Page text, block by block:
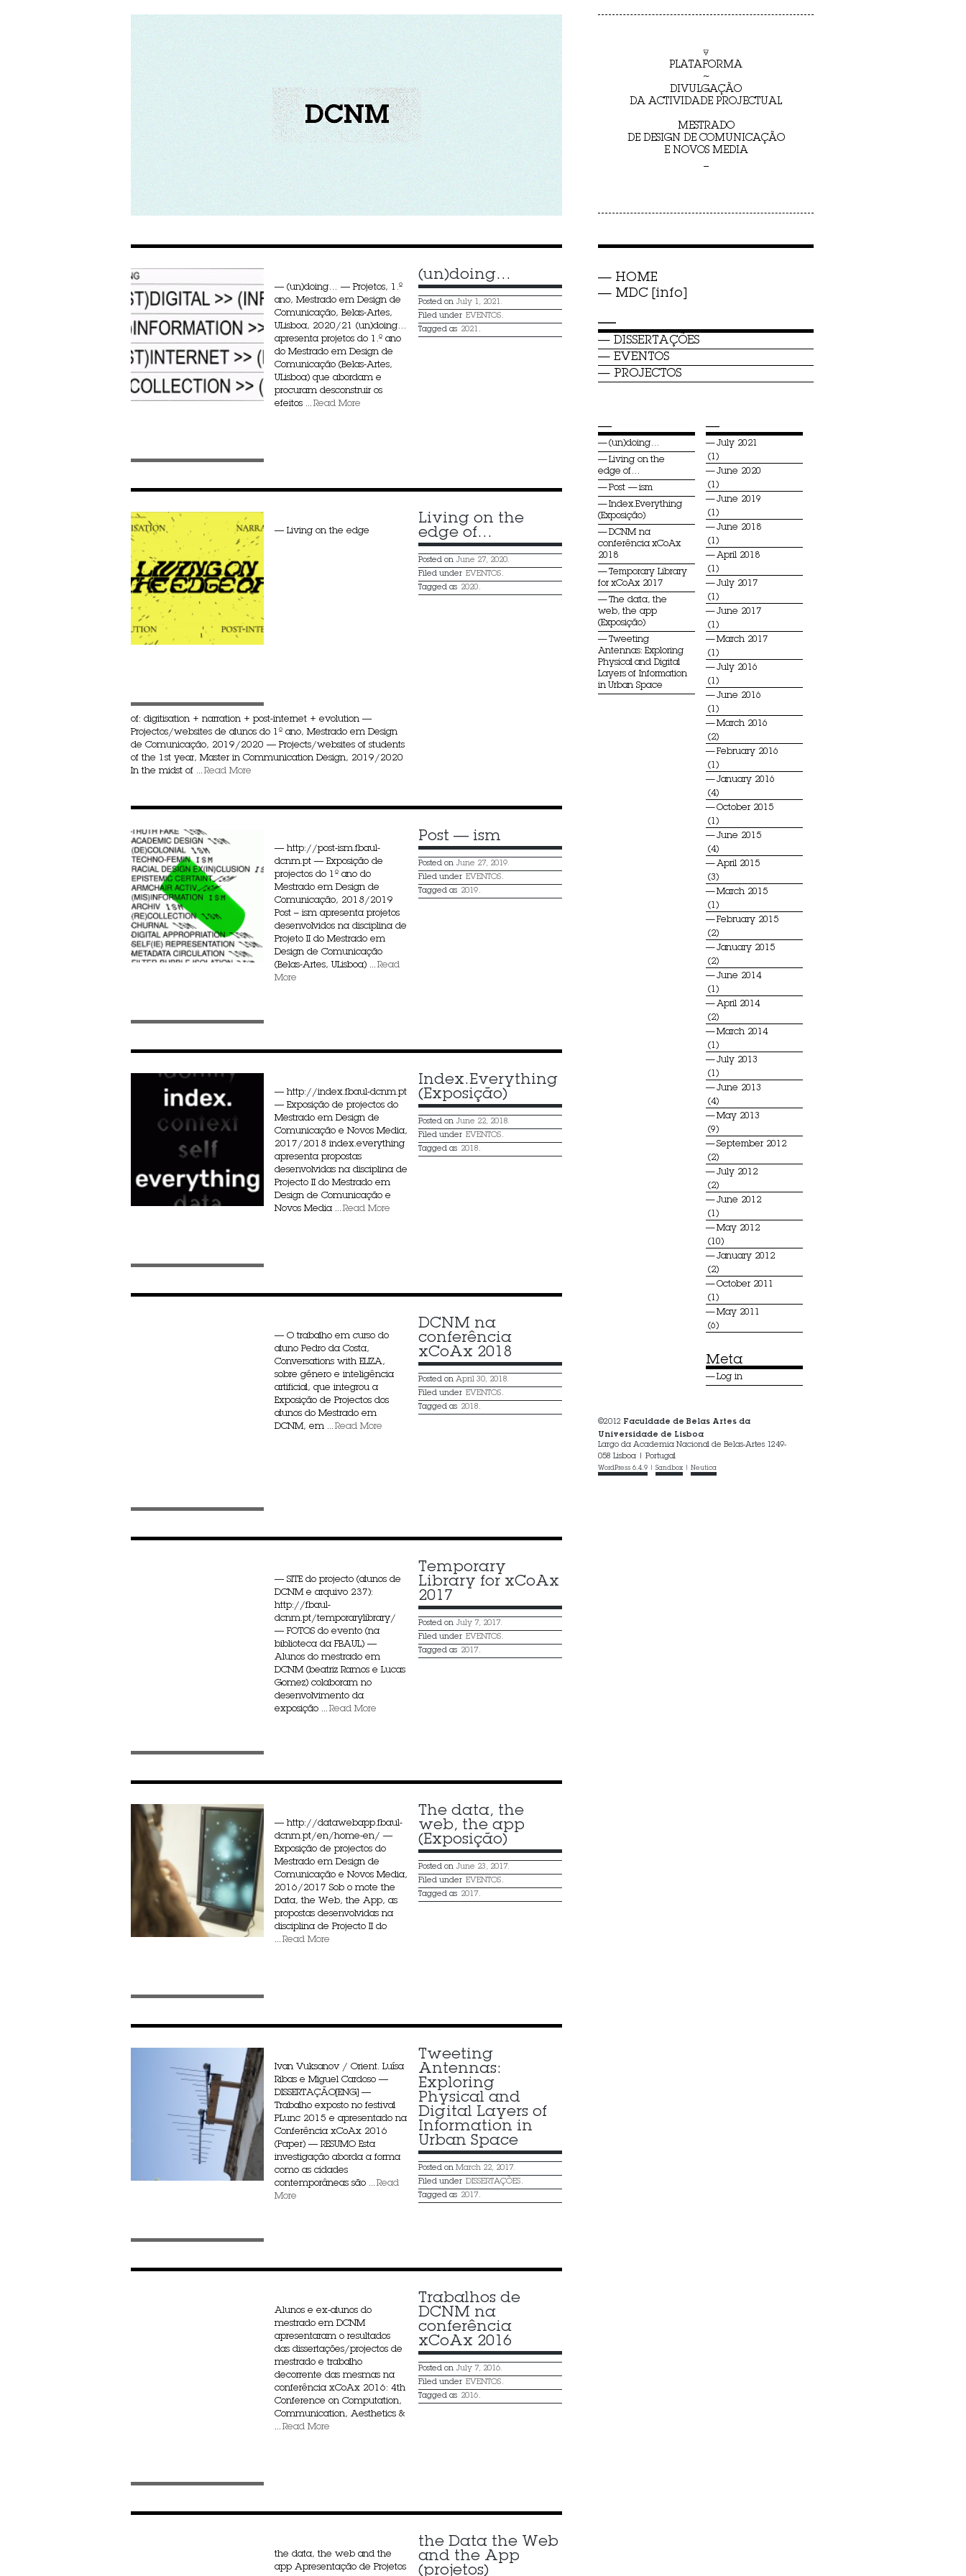
⍫
PLATAFORMA
~
DIVULGAÇÃO
DA ACTIVIDADE PROJECTUAL
MESTRADO
DE DESIGN DE COMUNICAÇÃO
E NOVOS MEDIA
— (un)doing… — Projetos, 1.º
ano, Mestrado em Design de
Comunicação, Belas-Artes,
ULisboa, 2020/21 (un)doing…
apresenta projetos do 1.º ano
do Mestrado em Design de
Comunicação (Belas-Artes,
ULisboa) que abordam e
procuram desconstruir os
efeitos ... Read More
(un)doing…
Posted on July 1, 2021.
Filed under EVENTOS.
Tagged as 2021 .
— Living on the edge
of: digitisation + narration + post-internet + evolution —
Projectos/websites de alunos do 1º ano, Mestrado em Design
de Comunicação, 2019/2020 — Projects/websites of students
of the 1st year, Master in Communication Design, 2019/2020
In the midst of ... Read More
Living on the
edge of…
Posted on June 27, 2020.
Filed under EVENTOS.
Tagged as 2020.
— http://post-ism.fbaul-
dcnm.pt — Exposição de
projectos do 1º ano do
Mestrado em Design de
Comunicação, 2018/2019
Post – ism apresenta projetos
desenvolvidos na disciplina de
Projeto II do Mestrado em
Design de Comunicação
(Belas-Artes, ULisboa) ... Read
More
Post — ism
Posted on June 27, 2019.
Filed under EVENTOS.
Tagged as 2019.
— http://index.fbaul-dcnm.pt
— Exposição de projectos do
Mestrado em Design de
Comunicação e Novos Media,
2017/2018 index.everything
apresenta propostas
desenvolvidas na disciplina de
Projecto II do Mestrado em
Design de Comunicação e
Novos Media ... Read More
Index.Everything
(Exposição)
Posted on June 22, 2018.
Filed under EVENTOS.
Tagged as 2018.
— O trabalho em curso do
aluno Pedro da Costa,
Conversations with ELIZA,
sobre género e inteligência
artificial, que integrou a
Exposição de Projectos dos
alunos do Mestrado em
DCNM, em ... Read More
DCNM na
conferência
xCoAx 2018
Posted on April 30, 2018.
Filed under EVENTOS.
Tagged as 2018.
— SITE do projecto (alunos de
DCNM e arquivo 237):
http://fbaul-
dcnm.pt/temporarylibrary/
— FOTOS do evento (na
biblioteca da FBAUL) —
Alunos do mestrado em
DCNM (beatriz Ramos e Lucas
Gomez) colaboram no
desenvolvimento da
exposição ... Read More
Temporary
Library for xCoAx
2017
Posted on July 7, 2017.
Filed under EVENTOS.
Tagged as 2017.
— http://datawebapp.fbaul-
dcnm.pt/en/home-en/ —
Exposição de projectos do
Mestrado em Design de
Comunicação e Novos Media,
2016/2017 Sob o mote the
Data, the Web, the App, as
propostas desenvolvidas na
disciplina de Projecto II do
... Read More
The data, the
web, the app
(Exposição)
Posted on June 23, 2017.
Filed under EVENTOS.
Tagged as 2017.
Ivan Vuksanov / Orient. Luísa
Ribas e Miguel Cardoso —
DISSERTAÇÃO[ENG] —
Trabalho exposto no festival
PLunc 2015 e apresentado na
Conferência xCoAx 2016
(Paper) — RESUMO Esta
investigação aborda a forma
como as cidades
contemporâneas são ... Read
More
Tweeting
Antennas:
Exploring
Physical and
Digital Layers of
Information in
Urban Space
Posted on March 22, 2017.
Filed under DISSERTAÇÕES.
Tagged as 2017.
Alunos e ex-alunos do
mestrado em DCNM
apresentaram o resultados
das dissertações/projectos de
mestrado e trabalho
decorrente das mesmas na
conferência xCoAx 2016: 4th
Conference on Computation,
Communication, Aesthetics &
... Read More
Trabalhos de
DCNM na
conferência
xCoAx 2016
Posted on July 7, 2016.
Filed under EVENTOS.
Tagged as 2016.
the data, the web and the
app Apresentação de Projetos
the Data the Web
and the App
(projetos)
HOME
MDC [info]
—
DISSERTAÇÕES
EVENTOS
PROJECTOS
—
(un)doing…
Living on the
edge of…
Post — ism
Index.Everything
(Exposição)
DCNM na
conferência xCoAx
2018
Temporary Library
for xCoAx 2017
The data, the
web, the app
(Exposição)
Tweeting
Antennas: Exploring
Physical and Digital
Layers of Information
in Urban Space
—
July 2021
(1)
June 2020
(1)
June 2019
(1)
June 2018
(1)
April 2018
(1)
July 2017
(1)
June 2017
(1)
March 2017
(1)
July 2016
(1)
June 2016
(1)
March 2016
(2)
February 2016
(1)
January 2016
(4)
October 2015
(1)
June 2015
(4)
April 2015
(3)
March 2015
(1)
February 2015
(2)
January 2015
(2)
June 2014
(1)
April 2014
(2)
March 2014
(1)
July 2013
(1)
June 2013
(4)
May 2013
(9)
September 2012
(2)
July 2012
(2)
June 2012
(1)
May 2012
(10)
January 2012
(2)
October 2011
(1)
May 2011
(6)
Meta
Log in
©2012 Faculdade de Belas Artes da
Universidade de Lisboa
Largo da Academia Nacional de Belas-Artes 1249-
058 Lisboa | Portugal
WordPress 6.4.9 Sandbox Neutica